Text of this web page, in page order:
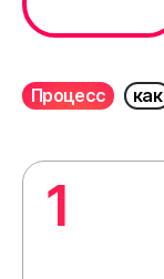
Процесс как
1